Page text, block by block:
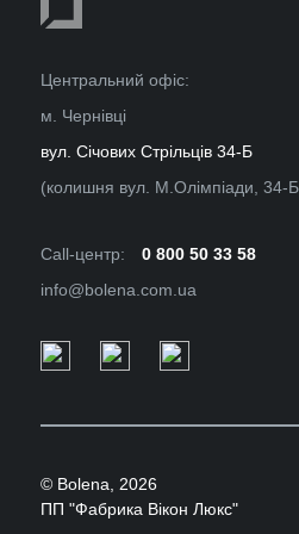
Центральний офіс:
м. Чернівці
вул. Січових Стрільців 34-Б
(колишня вул. М.Олімпіади, 34-
Call-центр:
0 800 50 33 58
info@bolena.com.ua
© Bolena, 2026
ПП "Фабрика Вікон Люкс"